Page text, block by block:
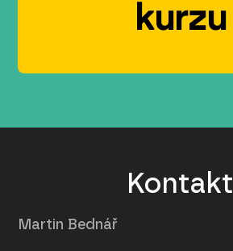
kurzu
Kontakt
Martin Bednář